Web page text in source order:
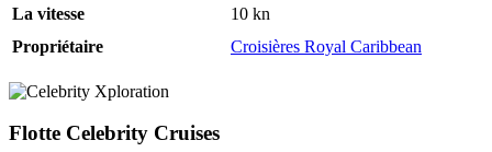
La vitesse
10 kn
Propriétaire
Croisières Royal Caribbean
Flotte Celebrity Cruises